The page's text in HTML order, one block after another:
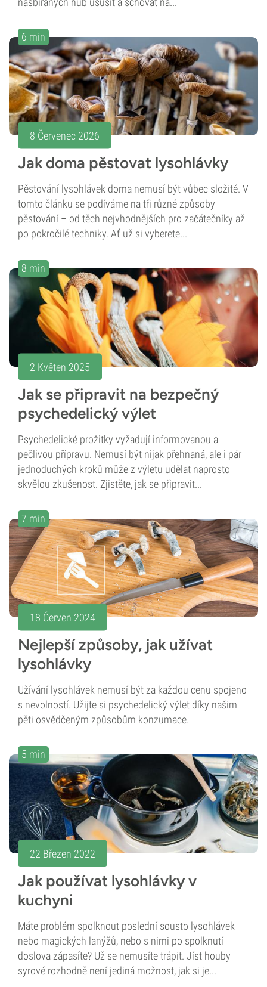
6 min
8 Červenec 2026
Jak doma pěstovat lysohlávky
Pěstování lysohlávek doma nemusí být vůbec složité. V
tomto článku se podíváme na tři různé způsoby
pěstování – od těch nejvhodnějších pro začátečníky až
po pokročilé techniky. Ať už si vyberete...
8 min
2 Květen 2025
Jak se připravit na bezpečný
psychedelický výlet
Psychedelické prožitky vyžadují informovanou a
pečlivou přípravu. Nemusí být nijak přehnaná, ale i pár
jednoduchých kroků může z výletu udělat naprosto
skvělou zkušenost. Zjistěte, jak se připravit...
7 min
18 Červen 2024
Nejlepší způsoby, jak užívat
lysohlávky
Užívání lysohlávek nemusí být za každou cenu spojeno
s nevolností. Užijte si psychedelický výlet díky našim
pěti osvědčeným způsobům konzumace.
5 min
22 Březen 2022
Jak používat lysohlávky v
kuchyni
Máte problém spolknout poslední sousto lysohlávek
nebo magických lanýžů, nebo s nimi po spolknutí
doslova zápasíte? Už se nemusíte trápit. Jíst houby
syrové rozhodně není jediná možnost, jak si je...